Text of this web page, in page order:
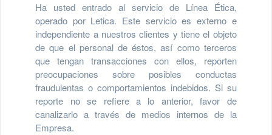
Ha usted entrado al servicio de Línea Ética,
operado por Letica. Este servicio es externo e
independiente a nuestros clientes y tiene el objeto
de que el personal de éstos, así como terceros
que tengan transacciones con ellos, reporten
preocupaciones sobre posibles conductas
fraudulentas o comportamientos indebidos. Si su
reporte no se refiere a lo anterior, favor de
canalizarlo a través de medios internos de la
Empresa.